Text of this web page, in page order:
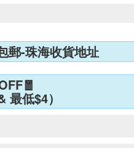
郵-珠海收貨地址
最低$4）